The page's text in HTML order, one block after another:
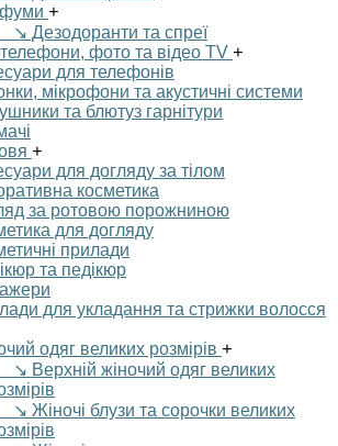
+
Дезодоранти та спреї
фото та відео TV +
для телефонів
мікрофони та акустичні системи
та блютуз гарнітури
+
для догляду за тілом
косметика
за ротовою порожниною
для догляду
прилади
та педікюр
для укладання та стрижки волосся
одяг великих розмірів +
Верхній жіночий одяг великих
Жіночі блузи та сорочки великих